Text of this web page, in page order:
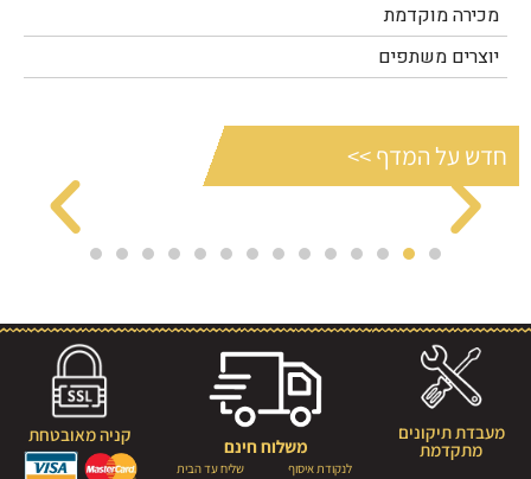
מכירה מוקדמת
יוצרים משתפים
חדש על המדף >>
מעבדת תיקונים
מתקדמת משלוח חינם
לנקודת איסוף
שליח עד הבית
קניה מאובטחת